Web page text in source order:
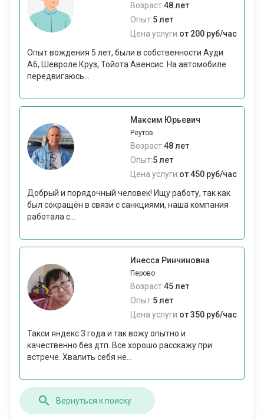
Возраст:48 лет
Опыт:5 лет
Цена услуги:от 200 руб/час
Опыт вождения 5 лет, были в собственности Ауди
А6, Шевроле Круз, Тойота Авенсис. На автомобиле
передвигаюсь...
Максим Юрьевич
Реутов
Возраст:48 лет
Опыт:5 лет
Цена услуги:от 450 руб/час
Добрый и порядочный человек! Ищу работу, так как
был сокращён в связи с санкциями, наша компания
работала с...
Инесса Ринчиновна
Перово
Возраст:45 лет
Опыт:5 лет
Цена услуги:от 350 руб/час
Такси яндекс 3 года и так вожу опытно и
качественно без дтп. Все хорошо расскажу при
встрече. Хвалить себя не...
Вернуться к поиску